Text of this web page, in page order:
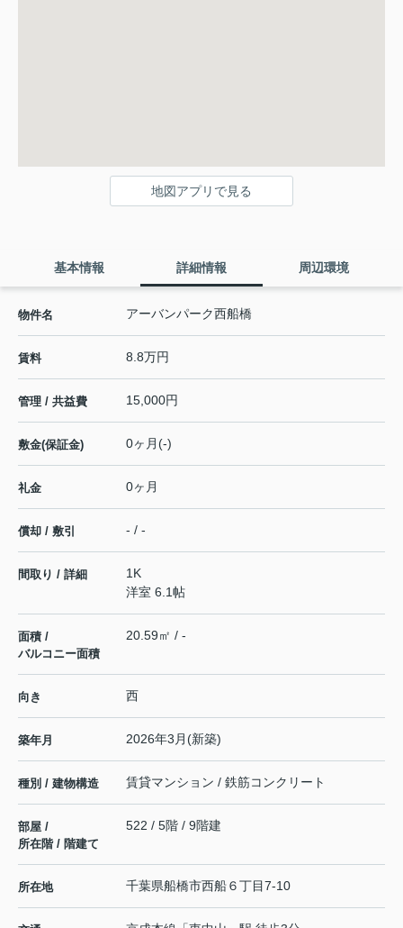
地図アプリで見る
基本情報 詳細情報 周辺環境
物件名 アーバンパーク西船橋
賃料 8.8万円
管理 / 共益費 15,000円
敷金(保証金) 0ヶ月(-)
礼金 0ヶ月
償却 / 敷引 - / -
間取り / 詳細
1K
洋室 6.1帖
面積 /
バルコニー面積
20.59㎡ / -
向き 西
築年月 2026年3月(新築)
種別 / 建物構造 賃貸マンション / 鉄筋コンクリート
部屋 /
所在階 / 階建て
522 / 5階 / 9階建
所在地 千葉県船橋市西船６丁目7-10